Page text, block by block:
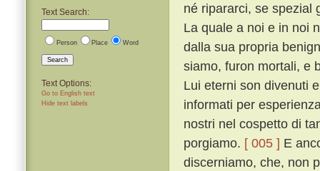
Text Search:
Person Place Word
Search
Text Options:
Go to English text
Hide text labels
né ripararci, se spezial
La quale a noi e in noi
dalla sua propria
siamo, furon mortali, e
Lui eterni son divenuti
informati per
nostri nel cospetto di
porgiamo. [ 005 ] E
discerniamo, che, non